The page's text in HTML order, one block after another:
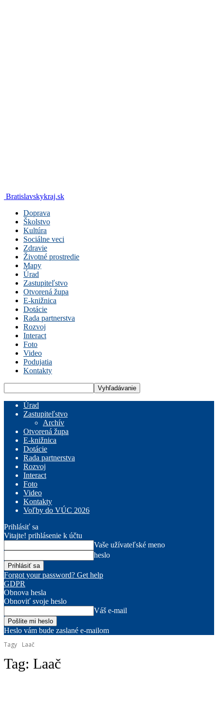
Bratislavskykraj.sk
Doprava
Školstvo
Kultúra
Sociálne veci
Zdravie
Životné prostredie
Mapy
Úrad
Zastupiteľstvo
Otvorená župa
E-knižnica
Dotácie
Rada partnerstva
Rozvoj
Interact
Foto
Video
Podujatia
Kontakty
Úrad
Zastupiteľstvo
Archív
Otvorená župa
E-knižnica
Dotácie
Rada partnerstva
Rozvoj
Interact
Foto
Video
Kontakty
Voľby do VÚC 2026
Prihlásiť sa
Vitajte! prihlásenie k účtu
Vaše užívateľské meno
heslo
Forgot your password? Get help
GDPR
Obnova hesla
Obnoviť svoje heslo
Váš e-mail
Heslo vám bude zaslané e-mailom
Tagy
Laač
Tag: Laač